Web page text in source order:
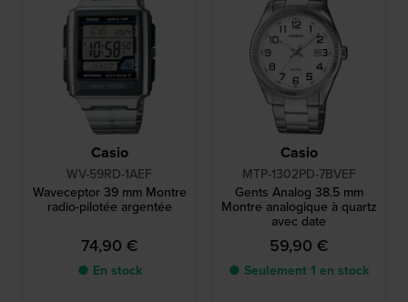
Casio
WV-59RD-1AEF
Waveceptor 39 mm Montre
radio-pilotée argentée
74,90 €
● En stock
Casio
MTP-1302PD-7BVEF
Gents Analog 38.5 mm
Montre analogique à quartz
avec date
59,90 €
● Seulement 1 en stock